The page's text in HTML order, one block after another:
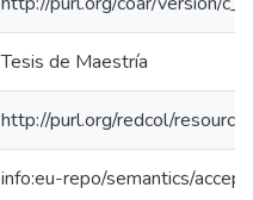
Tesis de Maestría
http://purl.org/redcol/
info:eu-repo/semantics/